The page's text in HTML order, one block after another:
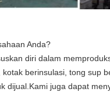
Anda?
diri dalam
berinsulasi, tong sup
dijual.Kami juga dapat